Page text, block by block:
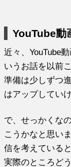
YouTube動
近々、YouTube
いうお話を以前
準備は少しずつ
はアップしてい
で、せっかくな
こうかなと思い
信を考えている
実際のところど